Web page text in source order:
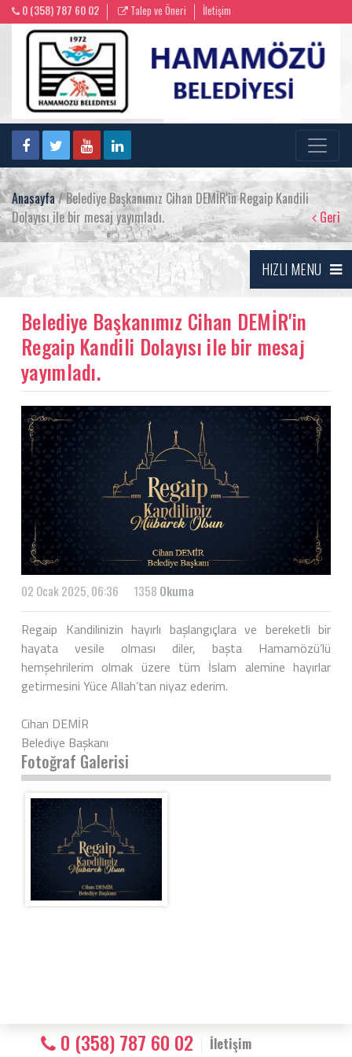
0 (358) 787 60 02 Talep ve Öneri İletişim
Anasayfa/ Belediye Başkanımız Cihan DEMİR'in Regaip Kandili
Dolayısı ile bir mesaj yayımladı.
Geri
HIZLI MENU
Belediye Başkanımız Cihan DEMİR'in
Regaip Kandili Dolayısı ile bir mesaj
yayımladı.
02 Ocak 2025, 06:36 1358 Okuma
Regaip Kandilinizin hayırlı başlangıçlara ve bereketli bir
hayata vesile olması diler, başta Hamamözü’lü
hemşehrilerim olmak üzere tüm İslam alemine hayırlar
getirmesini Yüce Allah’tan niyaz ederim.
Cihan DEMİR
Belediye Başkanı
Fotoğraf Galerisi
0 (358) 787 60 02 İletişim